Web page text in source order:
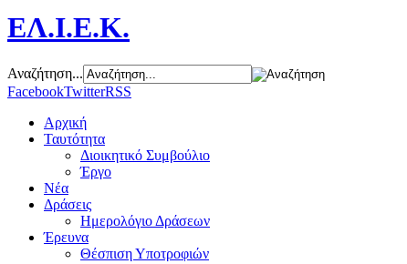
ΕΛ.Ι.Ε.Κ.
Αναζήτηση...
FacebookTwitterRSS
Αρχική
Ταυτότητα
Διοικητικό Συμβούλιο
Έργο
Νέα
Δράσεις
Ημερολόγιο Δράσεων
Έρευνα
Θέσπιση Υποτροφιών